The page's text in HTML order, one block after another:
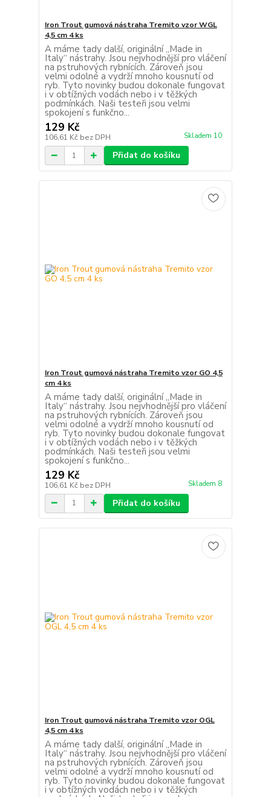
Iron Trout gumová nástraha Tremito vzor WGL
4,5 cm 4 ks
A máme tady další, originální „Made in
Italy“ nástrahy. Jsou nejvhodnější pro vláčení
na pstruhových rybnících. Zároveň jsou
velmi odolné a vydrží mnoho kousnutí od
ryb. Tyto novinky budou dokonale fungovat
i v obtížných vodách nebo i v těžkých
podmínkách. Naši testeři jsou velmi
spokojení s funkčno...
129 Kč
106,61 Kč bez DPH Skladem 10
Přidat do košíku
Iron Trout gumová nástraha Tremito vzor GO 4,5
cm 4 ks
A máme tady další, originální „Made in
Italy“ nástrahy. Jsou nejvhodnější pro vláčení
na pstruhových rybnících. Zároveň jsou
velmi odolné a vydrží mnoho kousnutí od
ryb. Tyto novinky budou dokonale fungovat
i v obtížných vodách nebo i v těžkých
podmínkách. Naši testeři jsou velmi
spokojení s funkčno...
129 Kč
106,61 Kč bez DPH Skladem 8
Přidat do košíku
Iron Trout gumová nástraha Tremito vzor OGL
4,5 cm 4 ks
A máme tady další, originální „Made in
Italy“ nástrahy. Jsou nejvhodnější pro vláčení
na pstruhových rybnících. Zároveň jsou
velmi odolné a vydrží mnoho kousnutí od
ryb. Tyto novinky budou dokonale fungovat
i v obtížných vodách nebo i v těžkých